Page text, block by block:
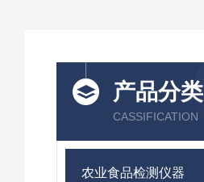
产品分类
CASSIFICATION
农业食品检测仪器